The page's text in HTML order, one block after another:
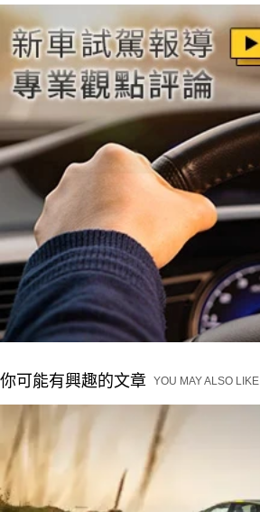
你可能有興趣的文章 YOU MAY ALSO LIKE